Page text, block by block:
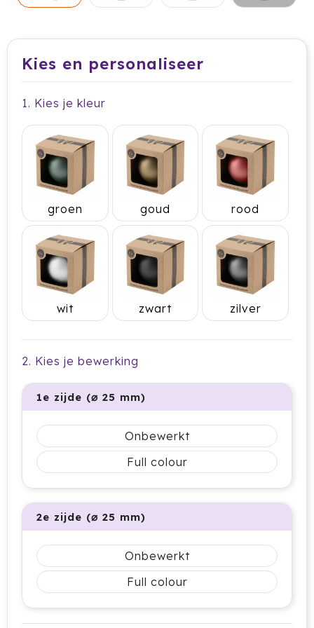
Reizen & Onderweg
Overige
Dag van de Medewerker
Dag van de Thuiswerker
ByOn
CamelBak
CaseLogic
Charles Dickens®
Circular&Co.
Circulware
Contigo
Correctbook
Craft
Cricket
Cutter & Buck
Dopper
Elevate
Fitz Living
Fresh 'n Rebel
Fruit Of The Loom
Grundig
Gusta
Kies en personaliseer
1. Kies je kleur
groen goud rood
wit zwart zilver
2. Kies je bewerking
1e zijde (⌀ 25 mm)
Onbewerkt
Full colour
2e zijde (⌀ 25 mm)
Onbewerkt
Full colour